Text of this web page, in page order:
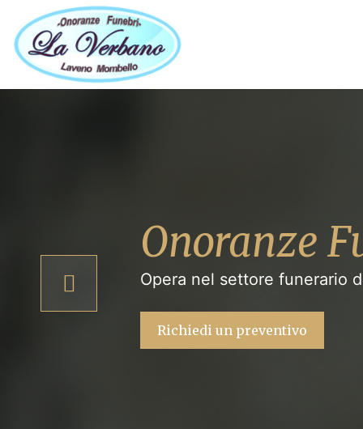
Onoranze
Opera nel settore funerario
Richiedi un preventivo